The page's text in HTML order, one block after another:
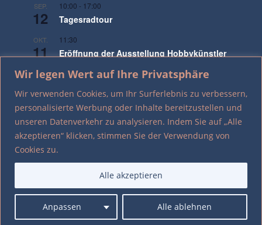
Wir legen Wert auf Ihre Privatsphäre
Wir verwenden Cookies, um Ihr Surferlebnis zu verbessern,
personalisierte Werbung oder Inhalte bereitzustellen und
unseren Datenverkehr zu analysieren. Indem Sie auf „Alle
akzeptieren“ klicken, stimmen Sie der Verwendung von
Cookies zu.
Anpassen Alle ablehnen
Alle akzeptieren
SEP.
12
10:00 - 17:00
Tagesradtour
OKT.
11
11:30
Eröffnung der Ausstellung Hobbykünstler
9 Gedenken an die Pogromnacht
Kalender anzeigen
Kontakt/Impressum Datenschutz
All Rights Reserved © 2023- Heimatverein Neuenkirchen